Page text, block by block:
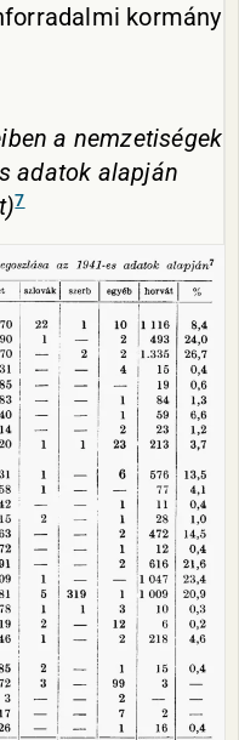
kormány
a nemzetiségek
adatok alapján
7